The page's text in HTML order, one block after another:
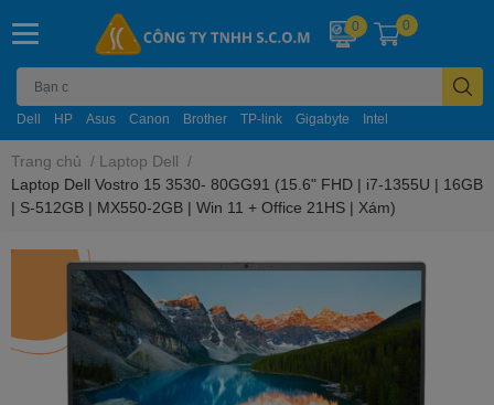
Dell HP Asus Canon Brother TP-link Gigabyte Intel
0 0
Trang chủ / Laptop Dell /
Laptop Dell Vostro 15 3530- 80GG91 (15.6" FHD | i7-1355U | 16GB
| S-512GB | MX550-2GB | Win 11 + Office 21HS | Xám)